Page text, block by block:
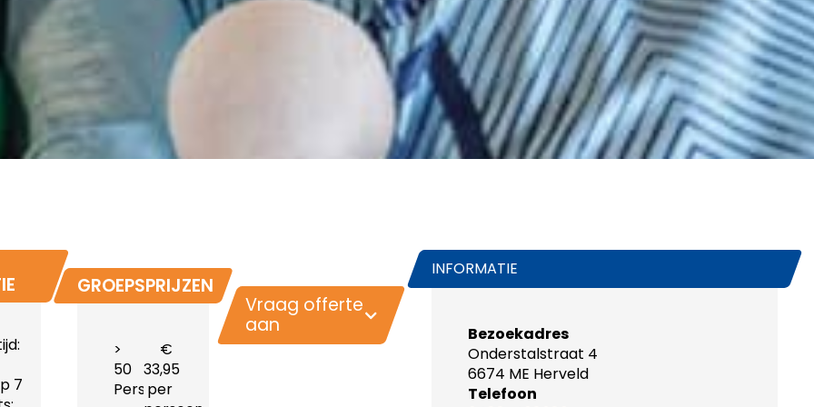
7
GROEPSPRIJZEN
>
50
Personen
€
33,95
per
Vraag offerte
aan
INFORMATIE
Bezoekadres
Onderstalstraat 4
6674 ME Herveld
Telefoon